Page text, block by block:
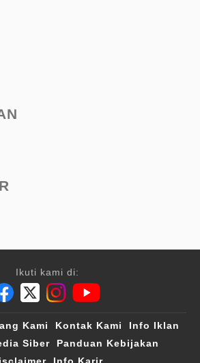
Ikuti kami di:
Kami Kontak Kami
Info Iklan
Siber
Panduan Kebijakan